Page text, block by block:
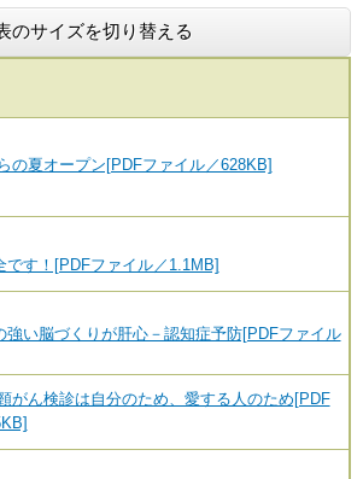
のサイズを切り替える
の夏オープン[PDFファイル／628KB]
です！[PDFファイル／1.1MB]
強い脳づくりが肝心－認知症予防[PDFファイル
がん検診は自分のため、愛する人のため[PDF